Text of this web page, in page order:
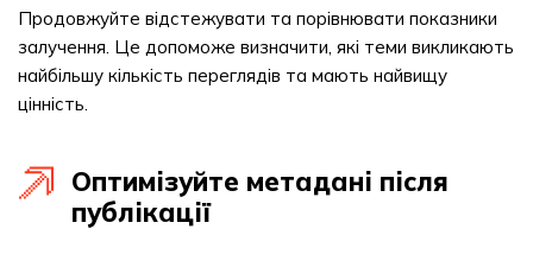
Продовжуйте відстежувати та порівнювати показники
залучення. Це допоможе визначити, які теми викликають
найбільшу кількість переглядів та мають найвищу
цінність.
Оптимізуйте метадані після
публікації